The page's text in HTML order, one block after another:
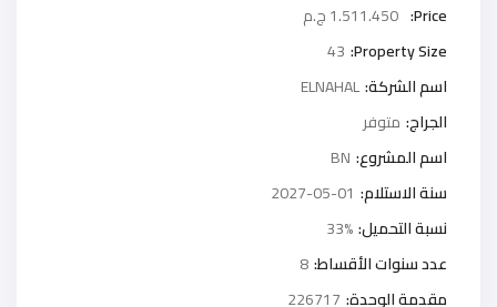
Price: 1.511.450 ج.م
Property Size:
43
اسم الشركة:ELNAHAL
الجراج: متوفر
اسم المشروع: BN
سنة الاستلام: 2027-05-01
نسبة التحميل:33%
عدد سنوات الأقساط:8
مقدمة الوحدة: 226717